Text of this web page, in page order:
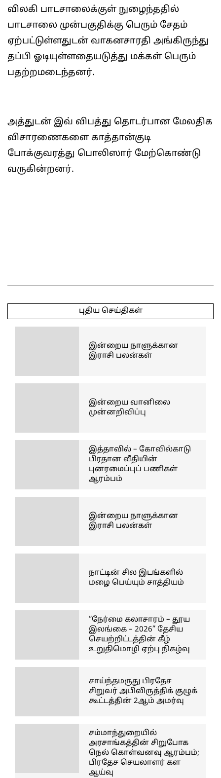
விலகி பாடசாலைக்குள் நுழைந்ததில்
பாடசாலை முன்பகுதிக்கு பெரும் சேதம்
ஏற்பட்டுள்ளதுடன் வாகனசாரதி அங்கிருந்து
தப்பி ஓடியுள்ளதையடுத்து மக்கள் பெரும்
பதற்றமடைந்தனர்.
அத்துடன் இவ் விபத்து தொடர்பான மேலதிக
விசாரணைகளை காத்தான்குடி
போக்குவரத்து பொலிஸார் மேற்கொண்டு
வருகின்றனர்.
05-
புதிய செய்திகள்
இன்றைய நாளுக்கான
இராசி பலன்கள்
இன்றைய வானிலை
முன்னறிவிப்பு
இத்தாவில் – கோவில்காடு
பிரதான வீதியின்
புனரமைப்புப் பணிகள்
ஆரம்பம்
இன்றைய நாளுக்கான
இராசி பலன்கள்
நாட்டின் சில இடங்களில்
மழை பெய்யும் சாத்தியம்
“நேர்மை கலாசாரம் – தூய
இலங்கை – 2026” தேசிய
செயற்றிட்டத்தின் கீழ்
உறுதிமொழி ஏற்பு நிகழ்வு
சாய்ந்தமருது பிரதேச
சிறுவர் அபிவிருத்திக் குழுக்
கூட்டத்தின் 2ஆம் அமர்வு
சம்மாந்துறையில்
அரசாங்கத்தின் சிறுபோக
நெல் கொள்வனவு ஆரம்பம்;
பிரதேச செயலாளர் கள
ஆய்வு